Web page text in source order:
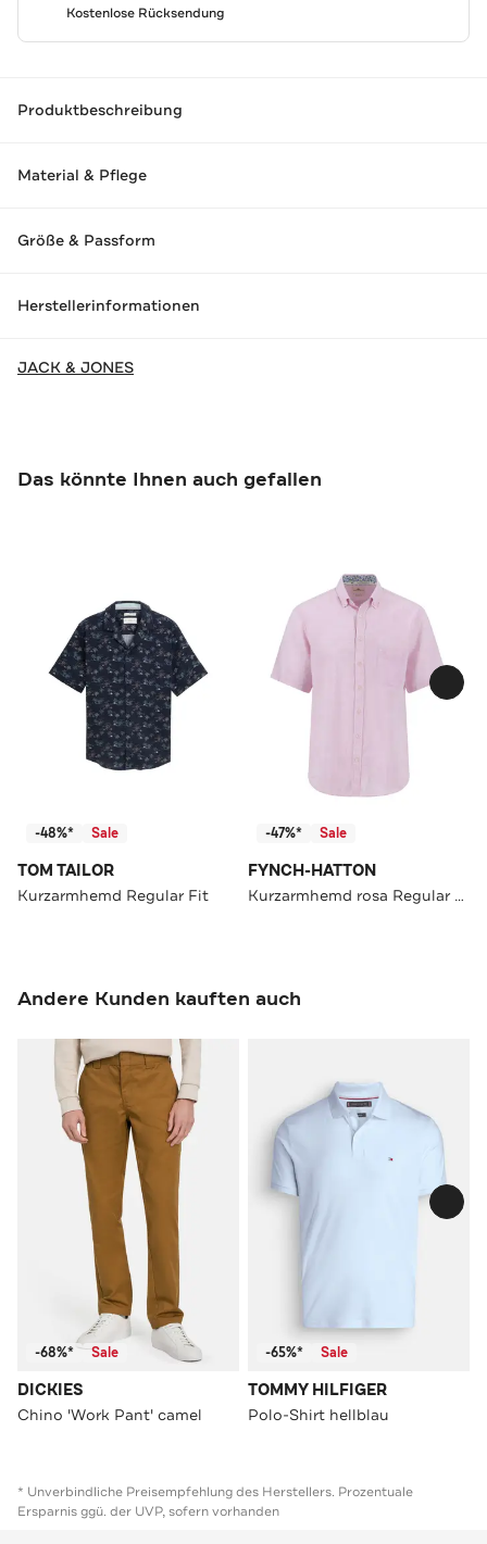
Kostenlose Rücksendung
Produktbeschreibung
Material & Pflege
Größe & Passform
Herstellerinformationen
JACK & JONES
Das könnte Ihnen auch gefallen
-48%* Sale
TOM TAILOR
Kurzarmhemd Regular Fit
-47%* Sale
FYNCH-HATTON
Kurzarmhemd rosa Regular Fit
Andere Kunden kauften auch
-68%* Sale
DICKIES
Chino 'Work Pant' camel
-65%* Sale
TOMMY HILFIGER
Polo-Shirt hellblau
* Unverbindliche Preisempfehlung des Herstellers. Prozentuale
Ersparnis ggü. der UVP, sofern vorhanden